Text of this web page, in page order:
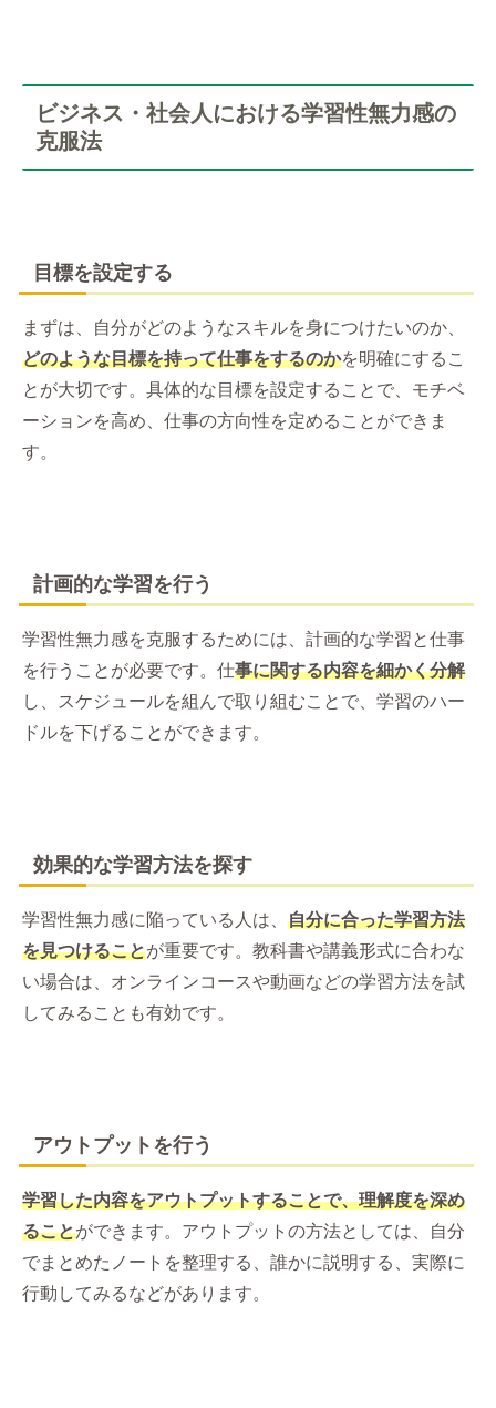
ビジネス・社会人における学習性無力感の
克服法
目標を設定する
まずは、自分がどのようなスキルを身につけたいのか、
どのような目標を持って仕事をするのかを明確にするこ
とが大切です。具体的な目標を設定することで、モチベ
ーションを高め、仕事の方向性を定めることができま
す。
計画的な学習を行う
学習性無力感を克服するためには、計画的な学習と仕事
を行うことが必要です。仕事に関する内容を細かく分解
し、スケジュールを組んで取り組むことで、学習のハー
ドルを下げることができます。
効果的な学習方法を探す
学習性無力感に陥っている人は、 自分に合った学習方法
を見つけることが重要です。教科書や講義形式に合わな
い場合は、オンラインコースや動画などの学習方法を試
してみることも有効です。
アウトプットを行う
学習した内容をアウトプットすることで、理解度を深め
ることができます。アウトプットの方法としては、自分
でまとめたノートを整理する、誰かに説明する、実際に
行動してみるなどがあります。